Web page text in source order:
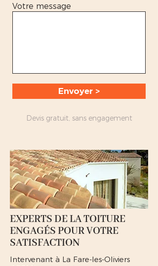
Votre message
Envoyer >
Devis gratuit, sans engagement
EXPERTS DE LA TOITURE
ENGAGÉS POUR VOTRE
SATISFACTION
Intervenant à La Fare-les-Oliviers